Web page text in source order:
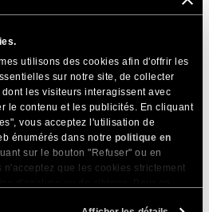
utilisons des cookies afin d'offrir les
sur notre site, de collecter
les visiteurs interagissent avec
le contenu et les publicités. En cliquant
vous acceptez l'utilisation de
énumérés dans notre politique en
sur le bouton "Refuser" ou en
que les cookies strictement
pour trouver et corriger la
CET ARTICLE